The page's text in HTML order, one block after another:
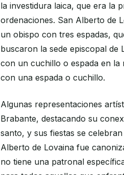
la investidura laica, que era la
ordenaciones. San Alberto de
un obispo con tres espadas,
buscaron la sede episcopal de
con un cuchillo o espada en la
con una espada o cuchillo.
Algunas representaciones
Brabante, destacando su
santo, y sus fiestas se
Alberto de Lovaina fue
no tiene una patronal